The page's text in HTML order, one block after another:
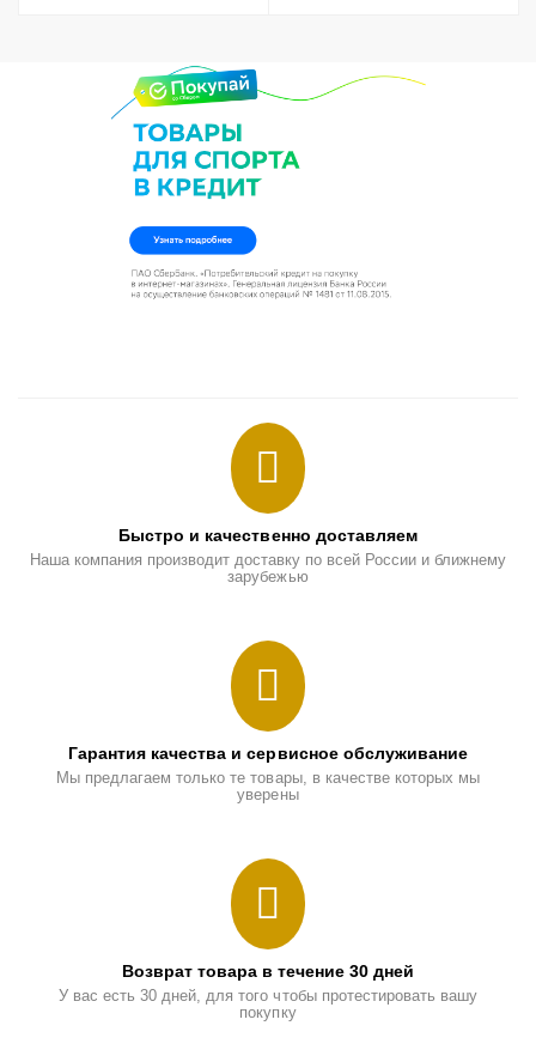
Быстро и качественно доставляем
Наша компания производит доставку по всей России и ближнему
зарубежью
Гарантия качества и сервисное обслуживание
Мы предлагаем только те товары, в качестве которых мы
уверены
Возврат товара в течение 30 дней
У вас есть 30 дней, для того чтобы протестировать вашу
покупку